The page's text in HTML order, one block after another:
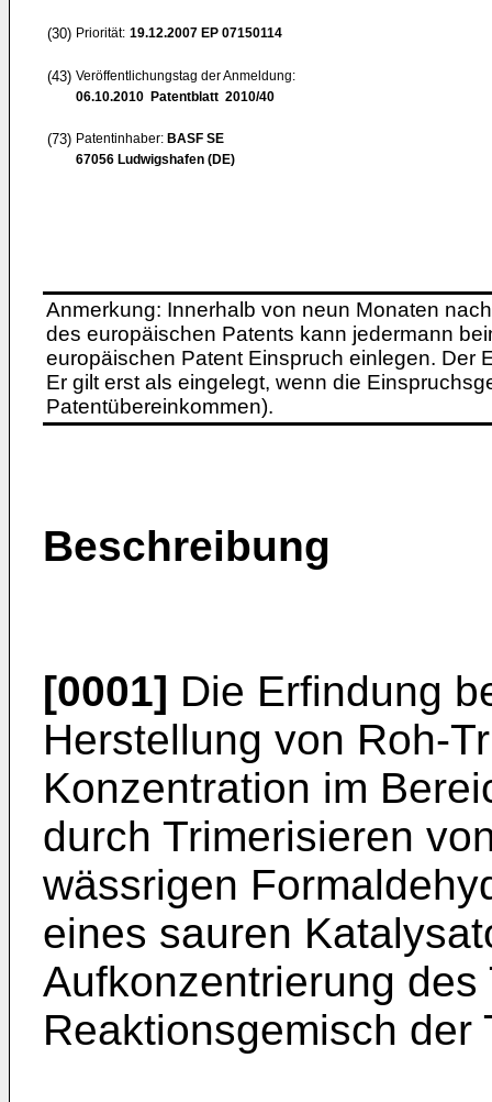
(30) Priorität: 19.12.2007 EP 07150114
(43) Veröffentlichungstag der Anmeldung:
06.10.2010 Patentblatt 2010/40
(73) Patentinhaber: BASF SE
67056 Ludwigshafen (DE)
Anmerkung: Innerhalb von neun Monaten
des europäischen Patents kann jedermann
europäischen Patent Einspruch einlegen. Der
Er gilt erst als eingelegt, wenn die
Patentübereinkommen).
Beschreibung
[0001] Die Erfindung
Herstellung von Roh-
Konzentration im
durch Trimerisieren
wässrigen
eines sauren
Aufkonzentrierung
Reaktionsgemisch der